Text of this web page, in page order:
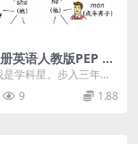
英语人教版PEP 1-
点汇总同步复习资
学科星。步入三年级
学习开始从简单的单
型与对话...
9 1.88